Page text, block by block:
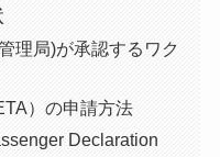
理局)が承認するワク
）の申請方法
Declaration